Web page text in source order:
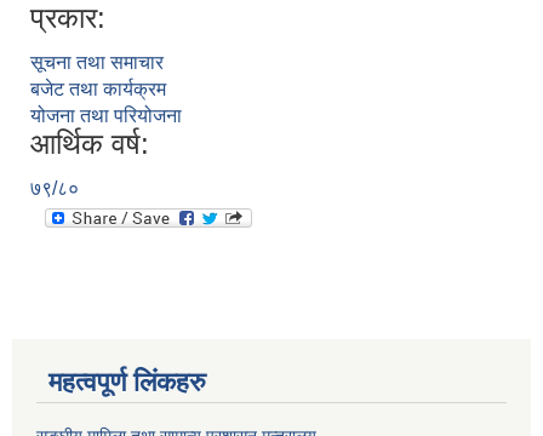
प्रकार:
सूचना तथा समाचार
बजेट तथा कार्यक्रम
योजना तथा परियोजना
आर्थिक वर्ष:
७९/८०
महत्वपूर्ण लिंकहरु